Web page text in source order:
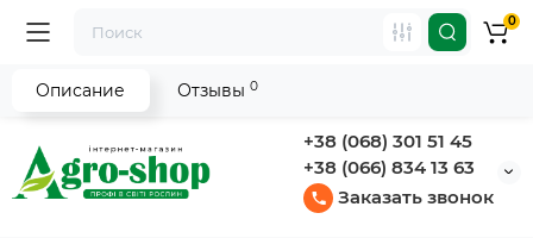
+38 (068) 301 51 45
+38 (066) 834 13 63
Заказать звонок
0
Описание Отзывы 0